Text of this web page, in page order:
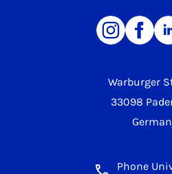
Warburger
33098
Phone